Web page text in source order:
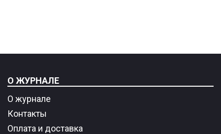
О ЖУРНАЛЕ
О журнале
Контакты
Оплата и доставка